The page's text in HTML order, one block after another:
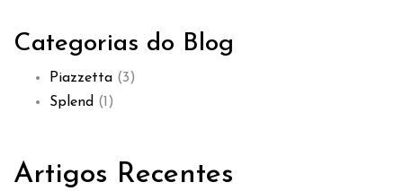
Categorias do Blog
Piazzetta (3)
Splend (1)
Artigos Recentes